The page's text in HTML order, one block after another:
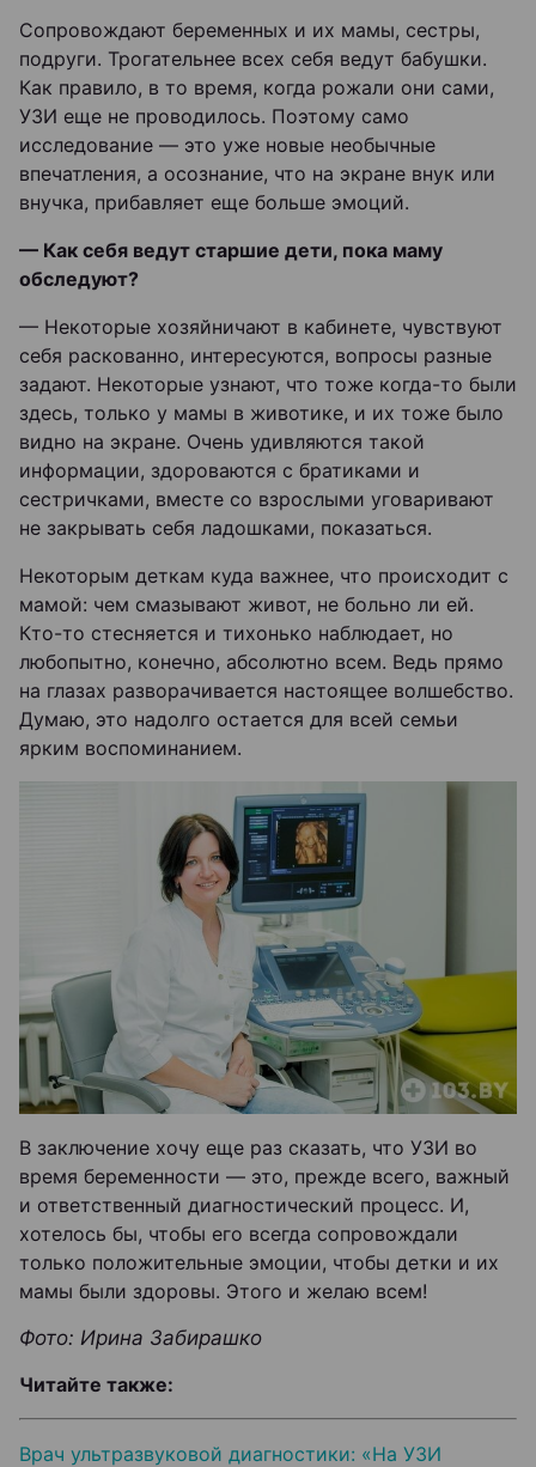
Сопровождают беременных и их мамы, сестры,
подруги. Трогательнее всех себя ведут бабушки.
Как правило, в то время, когда рожали они сами,
УЗИ еще не проводилось. Поэтому само
исследование — это уже новые необычные
впечатления, а осознание, что на экране внук или
внучка, прибавляет еще больше эмоций.
— Как себя ведут старшие дети, пока маму
обследуют?
— Некоторые хозяйничают в кабинете, чувствуют
себя раскованно, интересуются, вопросы разные
задают. Некоторые узнают, что тоже когда-то были
здесь, только у мамы в животике, и их тоже было
видно на экране. Очень удивляются такой
информации, здороваются с братиками и
сестричками, вместе со взрослыми уговаривают
не закрывать себя ладошками, показаться.
Некоторым деткам куда важнее, что происходит с
мамой: чем смазывают живот, не больно ли ей.
Кто-то стесняется и тихонько наблюдает, но
любопытно, конечно, абсолютно всем. Ведь прямо
на глазах разворачивается настоящее волшебство.
Думаю, это надолго остается для всей семьи
ярким воспоминанием.
В заключение хочу еще раз сказать, что УЗИ во
время беременности — это, прежде всего, важный
и ответственный диагностический процесс. И,
хотелось бы, чтобы его всегда сопровождали
только положительные эмоции, чтобы детки и их
мамы были здоровы. Этого и желаю всем!
Фото: Ирина Забирашко
Читайте также:
Врач ультразвуковой диагностики: «На УЗИ